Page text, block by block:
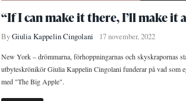
“If I can make it there, I’ll make it
ByGiulia Kappelin Cingolani 17 november, 2022
New York – drömmarna, förhoppningarnas och skyskrapornas
utbyteskrönikör Giulia Kappelin Cingolani funderar på vad som
med "The Big Apple".